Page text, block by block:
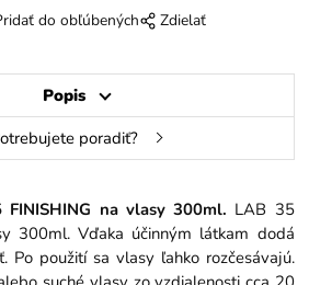
do obľúbených Zdielať
Popis
poradiť?
FINISHING na vlasy 300ml. LAB 35
300ml. Vďaka účinným látkam dodá
Po použití sa vlasy ľahko rozčesávajú.